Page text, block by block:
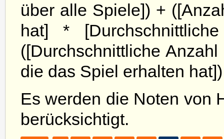
über alle Spiele]) +
hat] *
([Durchschnittliche
die das Spiel erhalten
Es werden die Noten von
berücksichtigt.